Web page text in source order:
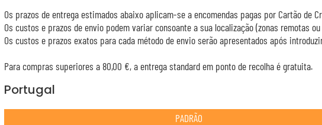
Os prazos de entrega estimados abaixo aplicam-se a encomendas pagas por Cartão de
Os custos e prazos de envio podem variar consoante a sua localização (zonas remotas
Os custos e prazos exatos para cada método de envio serão apresentados após
Para compras superiores a 80,00 €, a entrega standard em ponto de recolha é gratuita.
Portugal
PADRÃO